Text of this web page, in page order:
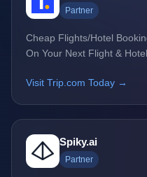
Partner
Cheap Flights/Hotel
On Your Next Flight &
Visit Trip.com Today →
Spiky.ai
Partner